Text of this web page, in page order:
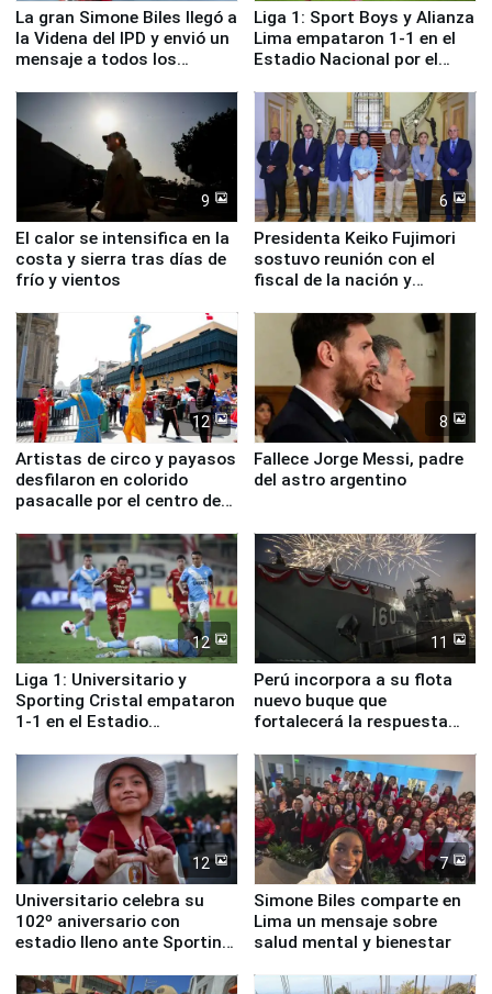
La gran Simone Biles llegó a
la Videna del IPD y envió un
mensaje a todos los
Liga 1: Sport Boys y Alianza
Lima empataron 1-1 en el
Estadio Nacional por el
9
El calor se intensifica en la
costa y sierra tras días de
frío y vientos
6
Presidenta Keiko Fujimori
sostuvo reunión con el
fiscal de la nación y
12
Artistas de circo y payasos
desfilaron en colorido
pasacalle por el centro de
8
Fallece Jorge Messi, padre
del astro argentino
12
Liga 1: Universitario y
Sporting Cristal empataron
1-1 en el Estadio
11
Perú incorpora a su flota
nuevo buque que
fortalecerá la respuesta
12
Universitario celebra su
102º aniversario con
estadio lleno ante Sporting
7
Simone Biles comparte en
Lima un mensaje sobre
salud mental y bienestar